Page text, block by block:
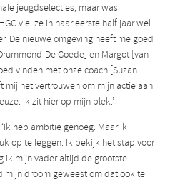
jeugdselecties, maar was
viel ze in haar eerste half jaar wel
De nieuwe omgeving heeft me goed
De Goede] en Margot [van
vinden met onze coach [Suzan
mij het vertrouwen om mijn actie aan
Ik zit hier op mijn plek.’
heb ambitie genoeg. Maar ik
op te leggen. Ik bekijk het stap voor
ik mijn vader altijd de grootste
mijn droom geweest om dat ook te